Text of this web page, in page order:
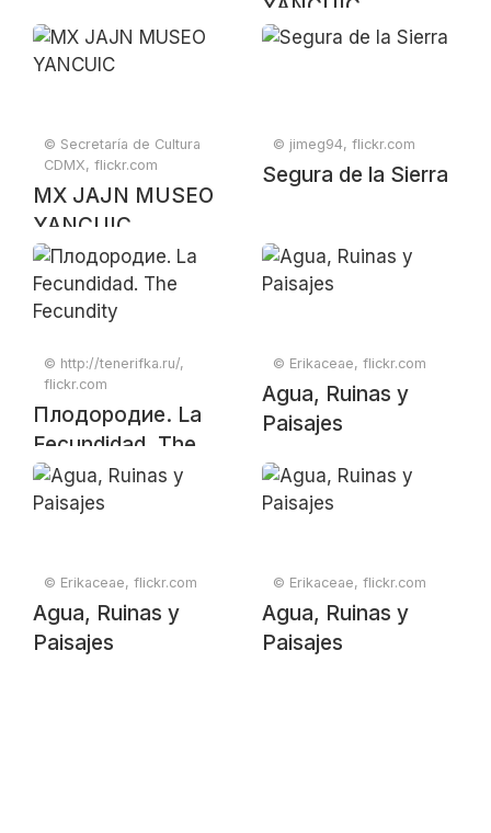
YANCUIC
© Secretaría de Cultura
CDMX, flickr.com
MX JAJN MUSEO
YANCUIC
© jimeg94, flickr.com
Segura de la Sierra
© http://tenerifka.ru/,
flickr.com
Плодородие. La
Fecundidad. The
Fecundity
© Erikaceae, flickr.com
Agua, Ruinas y
Paisajes
© Erikaceae, flickr.com
Agua, Ruinas y
Paisajes
© Erikaceae, flickr.com
Agua, Ruinas y
Paisajes